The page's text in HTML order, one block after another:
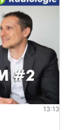
13:13